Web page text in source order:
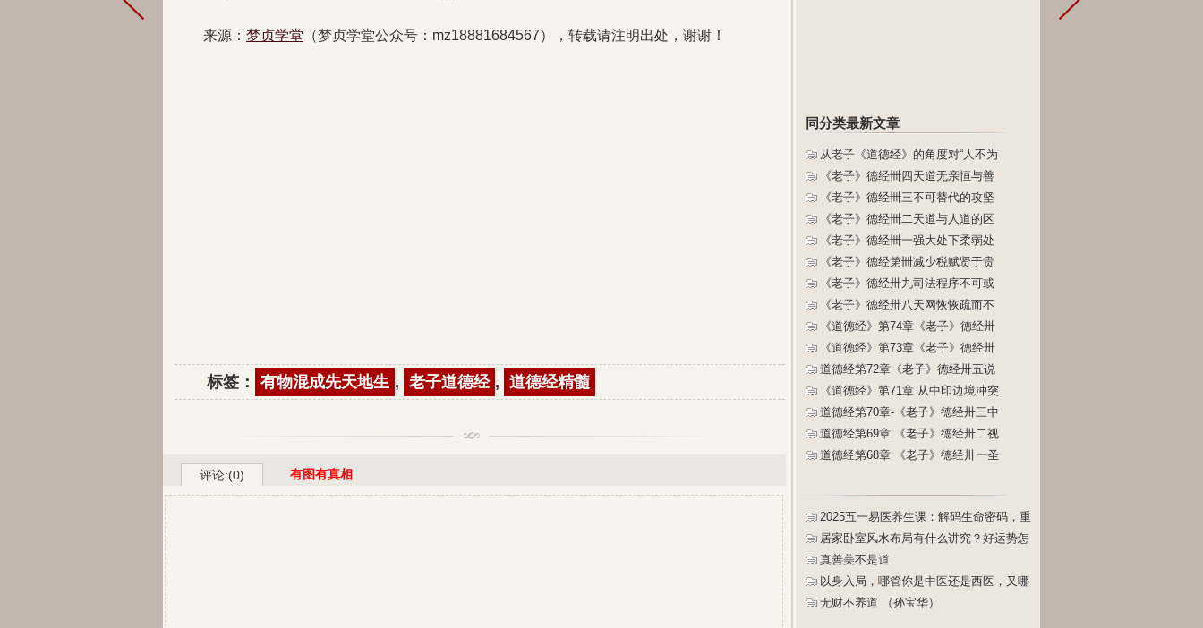
来源： 梦贞学堂 （梦贞学堂公众号：mz18881684567），转载请注明出处，谢谢！
标签： 有物混成先天地生 , 老子道德经 , 道德经精髓
评论:(0) 有图有真相
同分类最新文章
从老子《道德经》的角度对“人不为
《老子》德经卌四天道无亲恒与善
《老子》德经卌三不可替代的攻坚
《老子》德经卌二天道与人道的区
《老子》德经卌一强大处下柔弱处
《老子》德经第卌减少税赋贤于贵
《老子》德经卅九司法程序不可或
《老子》德经卅八天网恢恢疏而不
《道德经》第74章《老子》德经卅
《道德经》第73章《老子》德经卅
道德经第72章《老子》德经卅五说
《道德经》第71章 从中印边境冲突
道德经第70章-《老子》德经卅三中
道德经第69章 《老子》德经卅二视
道德经第68章 《老子》德经卅一圣
2025五一易医养生课：解码生命密码，重
塑健康人生
居家卧室风水布局有什么讲究？好运势怎
么布置？床怎么摆放？
真善美不是道
以身入局，哪管你是中医还是西医，又哪
管你是主动还是被动（孙宝华）
无财不养道 （孙宝华）